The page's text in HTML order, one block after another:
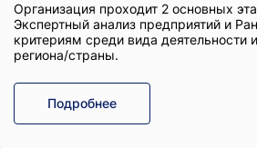
Организация проходит 2 основных
Экспертный анализ предприятий и
критериям среди вида деятельности
региона/страны.
Подробнее